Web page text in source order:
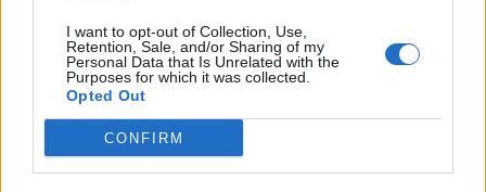
I want to opt-out of Collection, Use,
Retention, Sale, and/or Sharing of my
Personal Data that Is Unrelated with the
Purposes for which it was collected.
Opted Out
CONFIRM
Jau vēstīts, ka iedzīvotāju informēšanai par civilās
aizsardzības jautājumiem Rīgas pašvaldība šogad
rīko semināru ciklu, kas visa gada garumā notiks
seminārs jau notika 20. martā Teikā, pulcējot kuplu
dalībnieku skaitu, 23. aprīlī notiks seminārs